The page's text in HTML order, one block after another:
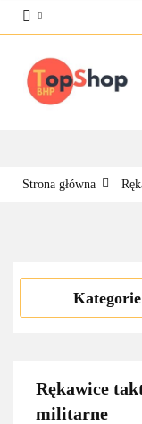
Strona główna
Kategorie
Rękawice
militarne